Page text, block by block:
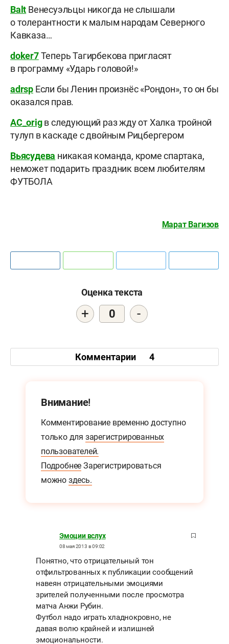
Balt Венесуэльцы никогда не слышали
о толерантности к малым народам Северного
Кавказа…
doker7Теперь Тагирбекова пригласят
в программу «Ударь головой!»
adrsp Если бы Ленин произнёс «Рондон», то он бы
оказался прав.
AC_origв следующий раз жду от Халка тройной
тулуп в каскаде с двойным Рицбергером
Вьясудева никакая команда, кроме спартака,
неможет подарить праздник всем любителям
ФУТБОЛА
Марат Вагизов
Оценка текста
+ 0 -
Комментарии 4
Внимание!
Комментирование временно доступно
только для зарегистрированных
пользователей.
Подробнее Зарегистрироваться
можно здесь.
Эмоции вслух
08 мая 2013 в 09:02
Понятно, что отрицательный тон
отфильтрованных к публикации сообщений
навеян отрицательными эмоциями
зрителей полученными после просмотра
матча Анжи Рубин.
Футбол надо играть хладнокровно, не
давая волю крайней и излишней
эмоциональности.